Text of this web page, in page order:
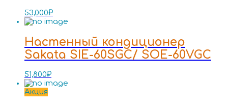
53,000₽
Настенный кондиционер
Sakata SIE-60SGC/ SOE-60VGC
51,800₽
Акция